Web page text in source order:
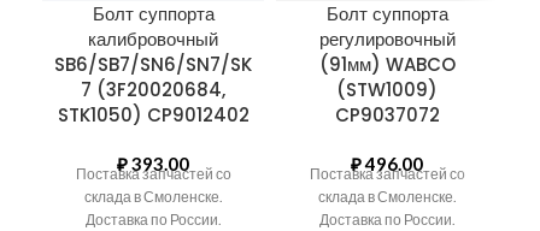
Болт суппорта
калибровочный
SB6/SB7/SN6/SN7/SK
7 (3F20020684,
STK1050) CP9012402
₽393.00
Поставка запчастей со
склада в Смоленске.
Доставка по России.
Болт суппорта
регулировочный
(91мм) WABCO
(STW1009)
CP9037072
₽496.00
Поставка запчастей со
склада в Смоленске.
Доставка по России.